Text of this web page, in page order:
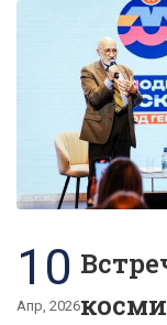
10
Апр, 2026